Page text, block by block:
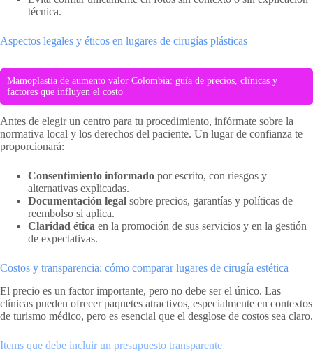
técnica.
Aspectos legales y éticos en lugares de cirugías plásticas
Mamoplastia de aumento valor Colombia: guía de precios, clínicas y
factores que influyen el costo
Antes de elegir un centro para tu procedimiento, infórmate sobre la
normativa local y los derechos del paciente. Un lugar de confianza te
proporcionará:
Consentimiento informado por escrito, con riesgos y
alternativas explicadas.
Documentación legal sobre precios, garantías y políticas de
reembolso si aplica.
Claridad ética en la promoción de sus servicios y en la gestión
de expectativas.
Costos y transparencia: cómo comparar lugares de cirugía estética
El precio es un factor importante, pero no debe ser el único. Las
clínicas pueden ofrecer paquetes atractivos, especialmente en contextos
de turismo médico, pero es esencial que el desglose de costos sea claro.
Items que debe incluir un presupuesto transparente